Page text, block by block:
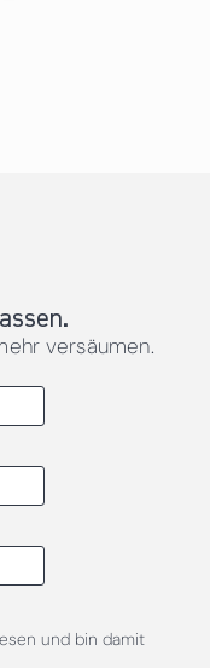
versäumen.
und bin damit